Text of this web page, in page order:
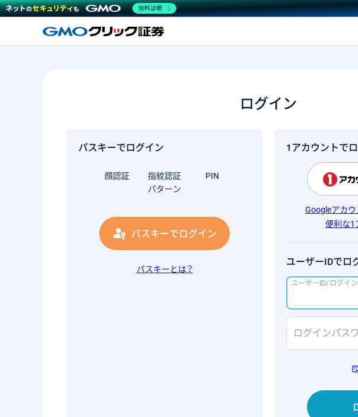
ログイン
パスキーでログイン
顔認証 指紋認証
PIN
パターン
パスキーでログイン
パスキーとは？
1アカウントで
Googleアカ
便利な1
ユーザーIDでロ
ユーザーID/ログイ
ログインパス
無料診断